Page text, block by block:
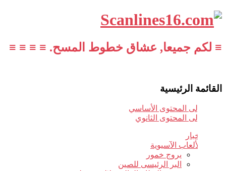
≡ لكم جميعا, عشاق خطوط المسح. ≡ ≡ ≡ ≡
القائمة الرئيسية
تخطي إلى المحتوى الأساسي
تخطي إلى المحتوى الثانوي
أخبار
الألعاب الآسيوية
يروج خمور
البر الرئيسى للصين